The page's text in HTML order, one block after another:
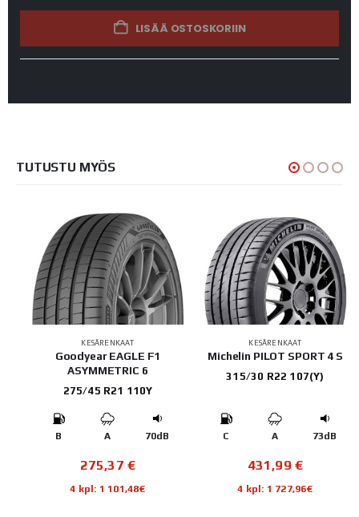
LISÄÄ OSTOSKORIIN
TUTUSTU MYÖS
KESÄRENKAAT
Goodyear EAGLE F1
ASYMMETRIC 6
275/45 R21 110Y
B A 70dB
275,37€
4 kpl: 1 101,48€
KESÄRENKAAT
Michelin PILOT SPORT 4 S
315/30 R22 107(Y)
C A 73dB
431,99€
4 kpl: 1 727,96€